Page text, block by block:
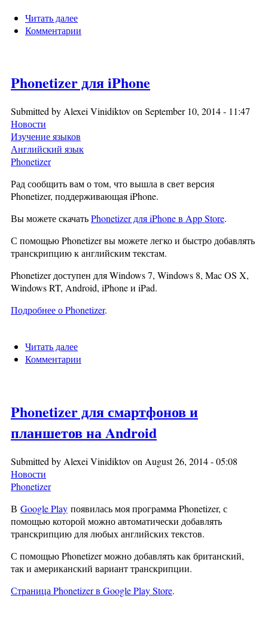
Читать далее
Комментарии
Phonetizer для iPhone
Submitted byAlexei Vinidiktovon September 10, 2014 - 11:47
Новости
Изучение языков
Английский язык
Phonetizer
Рад сообщить вам о том, что вышла в свет версия
Phonetizer, поддерживающая iPhone.
Вы можете скачатьPhonetizer для iPhone в App Store.
С помощью Phonetizer вы можете легко и быстро добавлять
транскрипцию к английским текстам.
Phonetizer доступен для Windows 7, Windows 8, Mac OS X,
Windows RT, Android, iPhone и iPad.
Подробнее о Phonetizer.
Читать далее
Комментарии
Phonetizer для смартфонов и
планшетов на Android
Submitted by Alexei Vinidiktovon August 26, 2014 - 05:08
Новости
Phonetizer
В Google Play появилась моя программа Phonetizer, с
помощью которой можно автоматически добавлять
транскрипцию для любых английских текстов.
С помощью Phonetizer можно добавлять как британский,
так и американский вариант транскрипции.
Страница Phonetizer в Google Play Store.